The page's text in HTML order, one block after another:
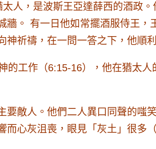
人，是波斯王亞達薛西的酒政。
。 有一日他如常擺酒服侍王
祈禱，在一問一答之下，他順
的工作（6:15-16），他在猶太
敵人。他們二人異口同聲的嗤
心灰沮喪，眼見「灰土」很多